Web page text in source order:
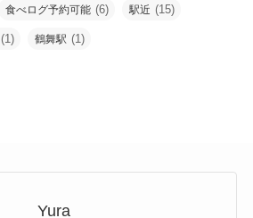
食べログ予約可能 (6) 駅近 (15)
(1) 鶴舞駅 (1)
Yura